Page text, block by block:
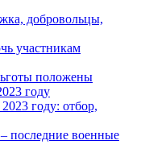
добровольцы,
участникам
положены
году
году: отбор,
военные